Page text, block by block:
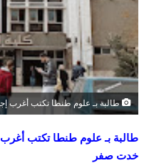
طالبة بـ علوم طنطا تكتب أغرب
طالبة بـ علوم طنطا تكتب أغرب
خدت صفر